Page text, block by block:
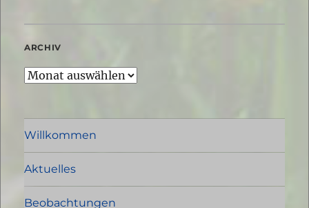
ARCHIV
Archiv
Willkommen
Aktuelles
Beobachtungen